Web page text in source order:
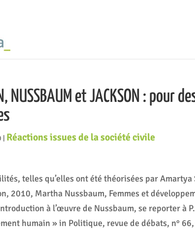
NUSSBAUM et JACKSON : pour
Réactions issues de la société civile
telles qu’elles ont été théorisées par
2010, Martha Nussbaum, Femmes et
à l’œuvre de Nussbaum, se reporter à
humain » in Politique, revue de débats, n°